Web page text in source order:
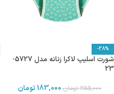
-28%
شورت اسلیپ لاکرا زنانه مدل 5727-
23
255,000 تومان183,000تومان